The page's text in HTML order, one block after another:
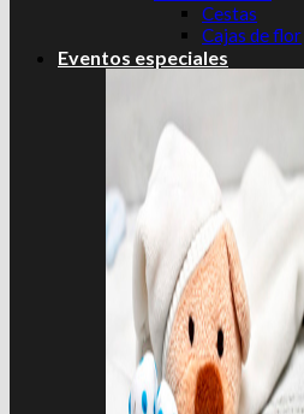
Cestas
Cajas de flor
Eventos especiales